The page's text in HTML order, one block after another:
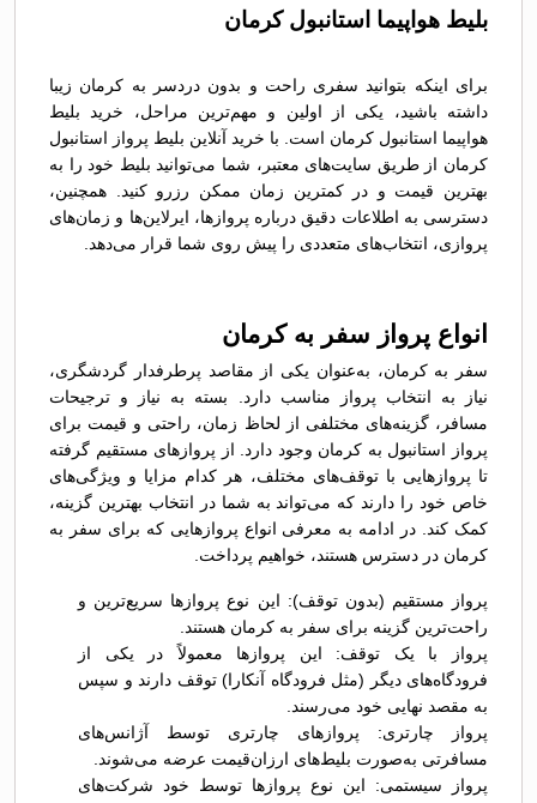
بلیط هواپیما استانبول کرمان
برای اینکه بتوانید سفری راحت و بدون دردسر به کرمان زیبا
داشته باشید، یکی از اولین و مهم‌ترین مراحل، خرید بلیط
هواپیما استانبول کرمان است. با خرید آنلاین بلیط پرواز استانبول
کرمان از طریق سایت‌های معتبر، شما می‌توانید بلیط خود را به
بهترین قیمت و در کمترین زمان ممکن رزرو کنید. همچنین،
دسترسی به اطلاعات دقیق درباره پروازها، ایرلاین‌ها و زمان‌های
پروازی، انتخاب‌های متعددی را پیش روی شما قرار می‌دهد.
انواع پرواز سفر به کرمان
سفر به کرمان، به‌عنوان یکی از مقاصد پرطرفدار گردشگری،
نیاز به انتخاب پرواز مناسب دارد. بسته به نیاز و ترجیحات
مسافر، گزینه‌های مختلفی از لحاظ زمان، راحتی و قیمت برای
پرواز استانبول به کرمان وجود دارد. از پروازهای مستقیم گرفته
تا پروازهایی با توقف‌های مختلف، هر کدام مزایا و ویژگی‌های
خاص خود را دارند که می‌تواند به شما در انتخاب بهترین گزینه،
کمک کند. در ادامه به معرفی انواع پروازهایی که برای سفر به
کرمان در دسترس هستند، خواهیم پرداخت.
پرواز مستقیم (بدون توقف): این نوع پروازها سریع‌ترین و
راحت‌ترین گزینه برای سفر به کرمان هستند.
پرواز با یک توقف: این پروازها معمولاً در یکی از
فرودگاه‌های دیگر (مثل فرودگاه آنکارا) توقف دارند و سپس
به مقصد نهایی خود می‌رسند.
پرواز چارتری: پروازهای چارتری توسط آژانس‌های
مسافرتی به‌صورت بلیط‌های ارزان‌قیمت عرضه می‌شوند.
پرواز سیستمی: این نوع پروازها توسط خود شرکت‌های